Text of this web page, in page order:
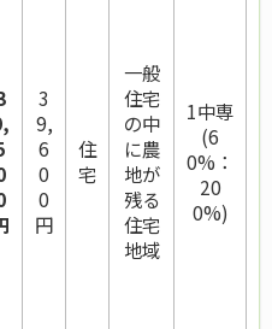
3
9,
6
0
0
円
住
宅
一般
住宅
の中
に農
地が
残る
住宅
地域
1中専
(6
0%：
20
0%)